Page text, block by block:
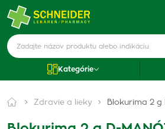
Kategórie
Zdravie a lieky Blokurima 2 g